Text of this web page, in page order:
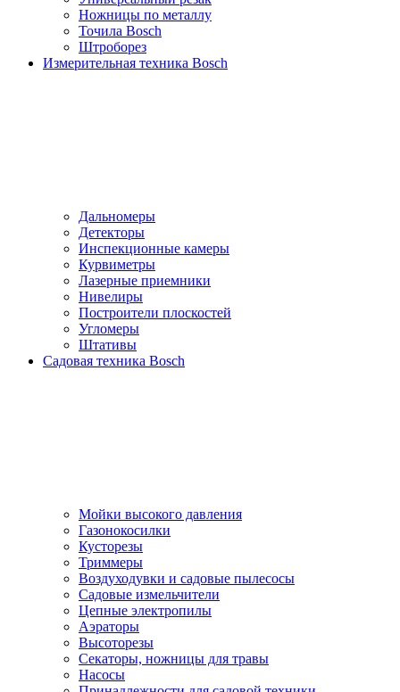
Ножницы по металлу
Точила Bosch
Штроборез
Измерительная техника Bosch
Дальномеры
Детекторы
Инспекционные камеры
Курвиметры
Лазерные приемники
Нивелиры
Построители плоскостей
Угломеры
Штативы
Садовая техника Bosch
Мойки высокого давления
Газонокосилки
Кусторезы
Триммеры
Воздуходувки и садовые пылесосы
Садовые измельчители
Цепные электропилы
Аэраторы
Высоторезы
Секаторы, нoжницы для травы
Насосы